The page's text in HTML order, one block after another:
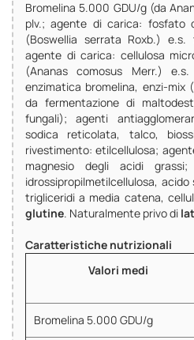
Bromelina 5.000 GDU/g (da
plv.; agente di carica: fosfato
(Boswellia serrata Roxb.)
agente di carica: cellulosa
(Ananas comosus Merr.)
enzimatica bromelina, enzi-mix
da fermentazione di
fungali); agenti
sodica reticolata, talco,
rivestimento: etilcellulosa;
magnesio degli acidi
idrossipropilmetilcellulosa,
trigliceridi a media catena,
glutine. Naturalmente privo di
Caratteristiche nutrizionali
Valori medi
Bromelina 5.000 GDU/g